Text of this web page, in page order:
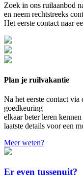
Zoek in ons ruilaanbod
en neem rechtstreeks
Het eerste contact naar
Plan je ruilvakantie
Na het eerste contact
goedkeuring
elkaar beter leren
laatste details voor een
Meer weten?
Er even tussenuit?